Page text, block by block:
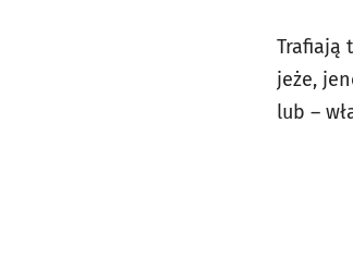
Trafiają
jeże,
lub –